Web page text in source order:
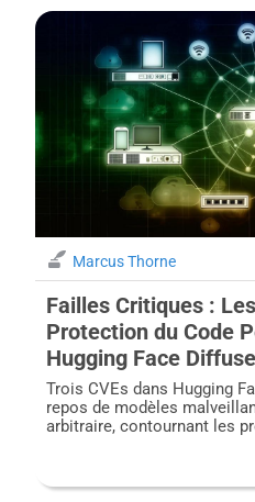
Marcus Thorne
Failles Critiques :
Protection du Code
Hugging Face
des Modèles
Trois CVEs dans Hugging
repos de modèles
arbitraire, contournant les